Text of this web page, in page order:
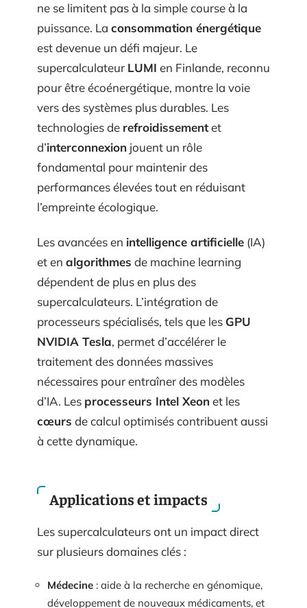
ne se limitent pas à la simple course à la
puissance. La consommation énergétique
est devenue un défi majeur. Le
supercalculateur LUMI en Finlande, reconnu
pour être écoénergétique, montre la voie
vers des systèmes plus durables. Les
technologies de refroidissementet
d’interconnexion jouent un rôle
fondamental pour maintenir des
performances élevées tout en réduisant
l’empreinte écologique.
Les avancées en intelligence artificielle (IA)
et en algorithmes de machine learning
dépendent de plus en plus des
supercalculateurs. L’intégration de
processeurs spécialisés, tels que les GPU
NVIDIA Tesla, permet d’accélérer le
traitement des données massives
nécessaires pour entraîner des modèles
d’IA. Les processeurs Intel Xeonet les
cœurs de calcul optimisés contribuent aussi
à cette dynamique.
Applications et impacts
Les supercalculateurs ont un impact direct
sur plusieurs domaines clés :
Médecine : aide à la recherche en génomique,
développement de nouveaux médicaments, et